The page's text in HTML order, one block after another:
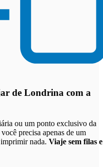
de Londrina com a
ou um ponto exclusivo da
precisa apenas de um
nada. Viaje sem filas e